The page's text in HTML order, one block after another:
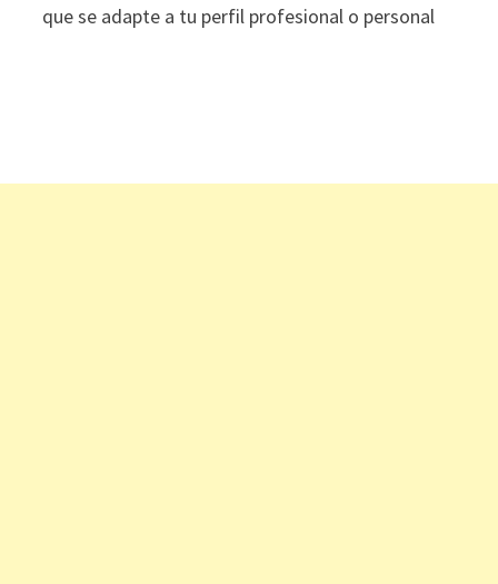
que se adapte a tu perfil profesional o personal